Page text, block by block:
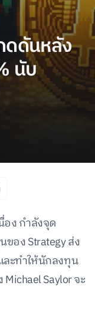
ดดันหลัง
นับ
อง กำลังจุด
อง Strategy ส่ง
ละทำให้นักลงทุน
Saylor จะ